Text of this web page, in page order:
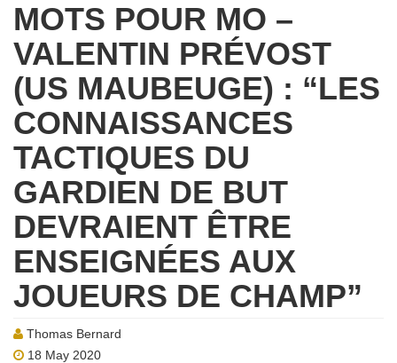
MOTS POUR MO –
VALENTIN PRÉVOST
(US MAUBEUGE) : “LES
CONNAISSANCES
TACTIQUES DU
GARDIEN DE BUT
DEVRAIENT ÊTRE
ENSEIGNÉES AUX
JOUEURS DE CHAMP”
Thomas Bernard
18 May 2020